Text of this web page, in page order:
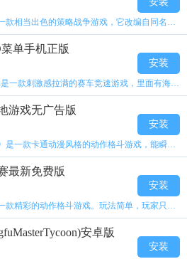
游戏工具
GM手游
单手机正版
安装
游戏无广告版
安装
最新免费版
安装
安卓版
安装